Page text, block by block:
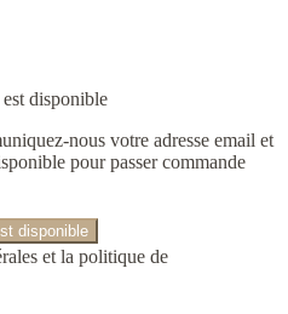
disponible
nous votre adresse email et
pour passer commande
disponible
et la politique de